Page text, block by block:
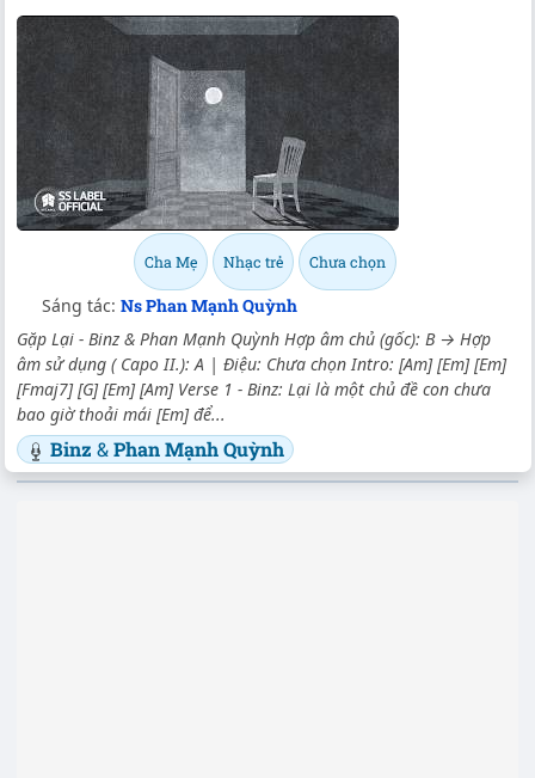
Cha Mẹ Nhạc trẻ Chưa chọn
Sáng tác: Ns Phan Mạnh Quỳnh
Gặp Lại - Binz & Phan Mạnh Quỳnh Hợp âm chủ (gốc): B → Hợp
âm sử dụng ( Capo II.): A | Điệu: Chưa chọn Intro: [Am] [Em] [Em]
[Fmaj7] [G] [Em] [Am] Verse 1 - Binz: Lại là một chủ đề con chưa
bao giờ thoải mái [Em] để...
Binz &Phan Mạnh Quỳnh